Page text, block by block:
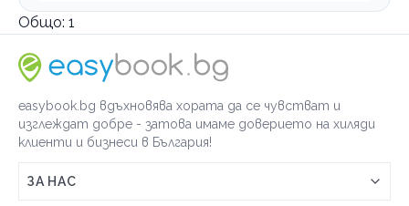
Общо: 1
Приложни изкуства
Музика
Пеене
Театър
По домовете
easybook.bg вдъхновява хората да се чувстват и
изглеждат добре - затова имаме доверието на хиляди
клиенти и бизнеси в България!
ЗА НАС